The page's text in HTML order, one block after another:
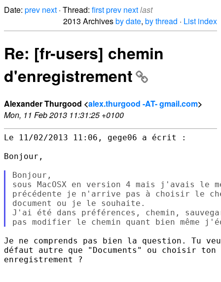
Date: prev next · Thread: firstprev nextlast
2013 Archivesby date, by thread · List index
Re: [fr-users] chemin
d'enregistrement
Alexander Thurgood <alex.thurgood -AT- gmail.com>
Mon, 11 Feb 2013 11:31:25 +0100
Le 11/02/2013 11:06, gege06 a écrit :
Bonjour,
Bonjour,
sous MacOSX en version 4 mais j'avais le
précédente je n'arrive pas à choisir le
document ou je le souhaite.
J'ai été dans préférences, chemin,
Je ne comprends pas bien la question. Tu
défaut autre que "Documents" ou choisir ton
enregistrement ?